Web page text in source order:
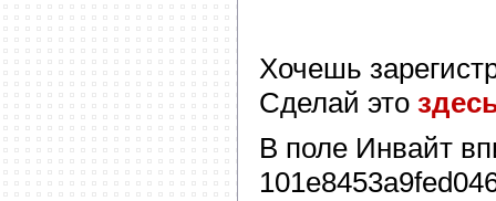
Хочешь
Сделай это
В поле Инвайт